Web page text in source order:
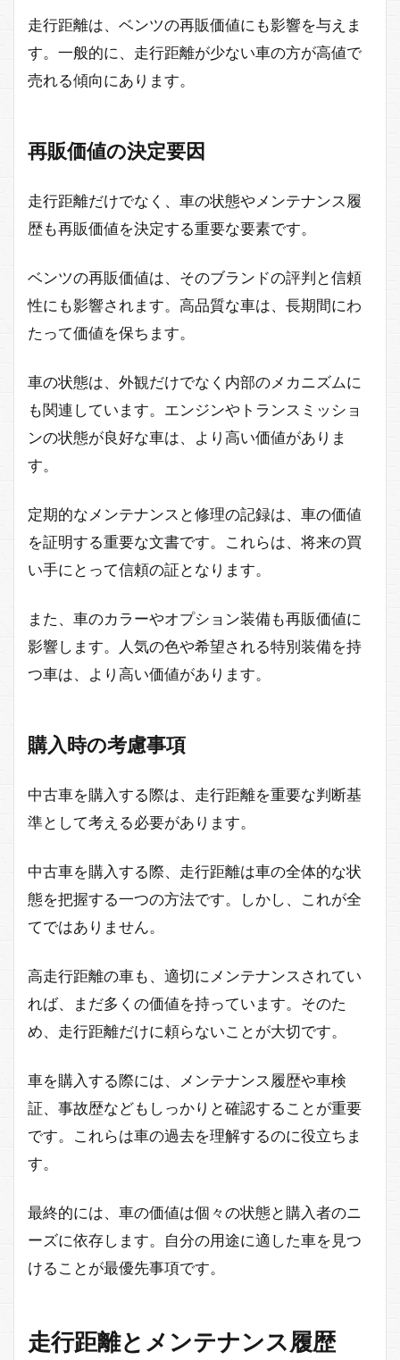
走行距離は、ベンツの再販価値にも影響を与えま
す。一般的に、走行距離が少ない車の方が高値で
売れる傾向にあります。
再販価値の決定要因
走行距離だけでなく、車の状態やメンテナンス履
歴も再販価値を決定する重要な要素です。
ベンツの再販価値は、そのブランドの評判と信頼
性にも影響されます。高品質な車は、長期間にわ
たって価値を保ちます。
車の状態は、外観だけでなく内部のメカニズムに
も関連しています。エンジンやトランスミッショ
ンの状態が良好な車は、より高い価値がありま
す。
定期的なメンテナンスと修理の記録は、車の価値
を証明する重要な文書です。これらは、将来の買
い手にとって信頼の証となります。
また、車のカラーやオプション装備も再販価値に
影響します。人気の色や希望される特別装備を持
つ車は、より高い価値があります。
購入時の考慮事項
中古車を購入する際は、走行距離を重要な判断基
準として考える必要があります。
中古車を購入する際、走行距離は車の全体的な状
態を把握する一つの方法です。しかし、これが全
てではありません。
高走行距離の車も、適切にメンテナンスされてい
れば、まだ多くの価値を持っています。そのた
め、走行距離だけに頼らないことが大切です。
車を購入する際には、メンテナンス履歴や車検
証、事故歴などもしっかりと確認することが重要
です。これらは車の過去を理解するのに役立ちま
す。
最終的には、車の価値は個々の状態と購入者のニ
ーズに依存します。自分の用途に適した車を見つ
けることが最優先事項です。
走行距離とメンテナンス履歴